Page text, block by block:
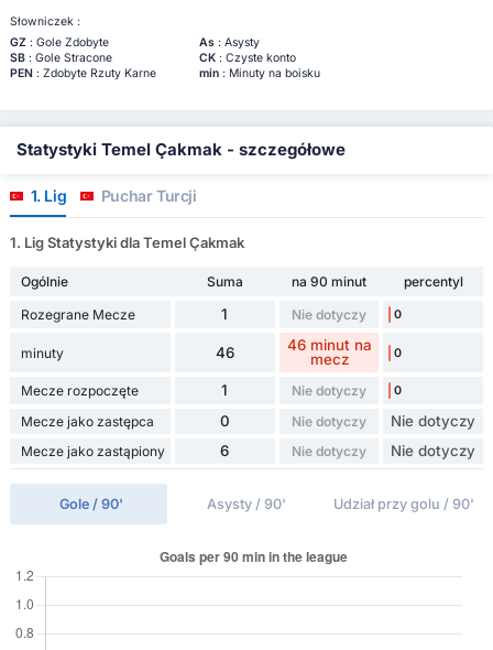
Słowniczek :
GZ: Gole Zdobyte As: Asysty
SB: Gole Stracone CK: Czyste konto
PEN: Zdobyte Rzuty Karne min: Minuty na boisku
Statystyki Temel Çakmak - szczegółowe
1. Lig Puchar Turcji
1. Lig Statystyki dla Temel Çakmak
Ogólnie Suma na 90 minut
percentyl
Rozegrane Mecze
1 Nie dotyczy 0
minuty 46
46 minut na
mecz
0
Mecze rozpoczęte 1 Nie dotyczy 0
Mecze jako zastępca 0 Nie dotyczy Nie dotyczy
Mecze jako zastąpiony 6 Nie dotyczy Nie dotyczy
Gole / 90' Asysty / 90' Udział przy golu / 90'